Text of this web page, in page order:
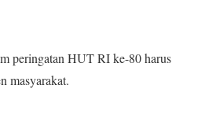
peringatan HUT RI ke-80 harus
masyarakat.